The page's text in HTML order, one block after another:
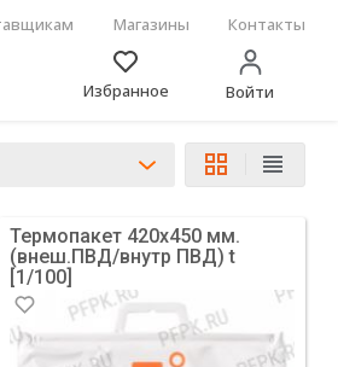
Магазины Контакты
Избранное Войти
Термопакет 420х450 мм.
(внеш.ПВД/внутр ПВД) t
[1/100]